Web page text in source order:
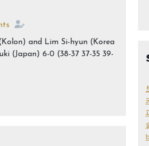
and Lim Si-hyun (Korea
(Japan) 6-0 (38-37 37-35 39-